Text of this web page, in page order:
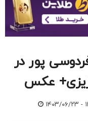
پور در
عکس
۰۶/۲۳ - ۱۴:۲۰